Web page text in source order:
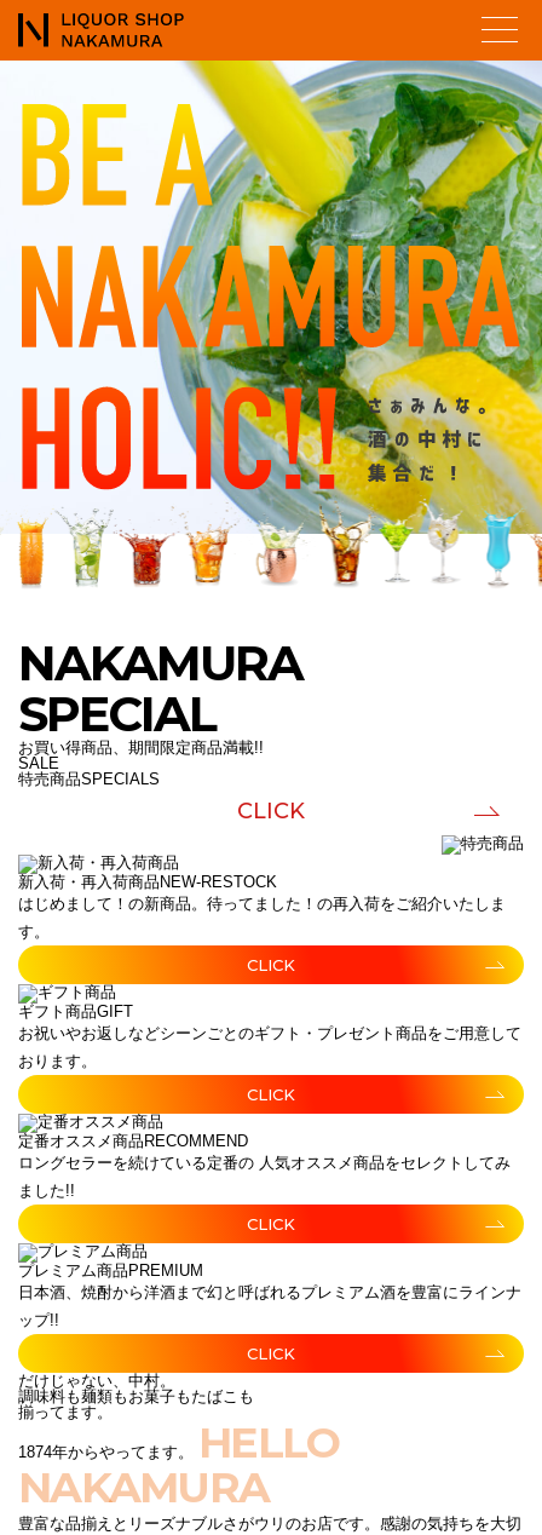
NAKAMURA
SPECIAL
お買い得商品、期間限定商品満載!!
SALE
特売商品SPECIALS
CLICK
新入荷・再入荷商品 NEW-RESTOCK
はじめまして！の新商品。待ってました！の再入荷をご紹介いたしま
す。
CLICK
ギフト商品GIFT
お祝いやお返しなどシーンごとのギフト・プレゼント商品をご用意して
おります。
CLICK
定番オススメ商品 RECOMMEND
ロングセラーを続けている定番の 人気オススメ商品をセレクトしてみ
ました!!
CLICK
プレミアム商品 PREMIUM
日本酒、焼酎から洋酒まで幻と呼ばれるプレミアム酒を豊富にラインナ
ップ!!
CLICK
だけじゃない、中村。
調味料も麺類もお菓子もたばこも
揃ってます。
1874年からやってます。
HELLO
NAKAMURA
豊富な品揃えとリーズナブルさがウリのお店です。感謝の気持ちを大切